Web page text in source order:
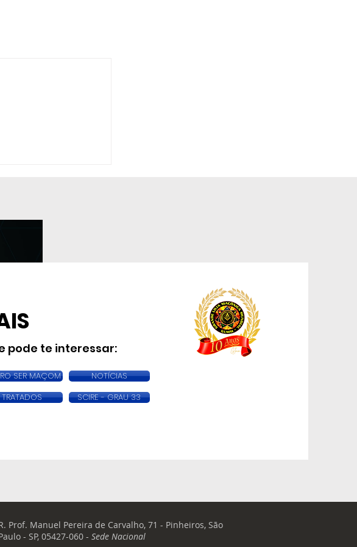
pode te interessar:
SER MAÇOM
TRATADOS
NOTÍCIAS
SCIRE - GRAU 33
Prof. Manuel Pereira de Carvalho, 71 - Pinheiros, São
- SP, 05427-060 - Sede Nacional